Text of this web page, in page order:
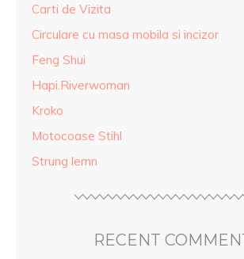
Carti de Vizita
Circulare cu masa mobila si incizor
Feng Shui
Hapi.Riverwoman
Kroko
Motocoase Stihl
Strung lemn
RECENT